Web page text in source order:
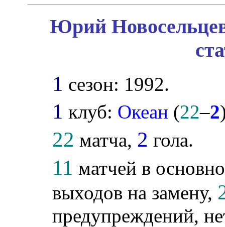
Юрий
1 сезон: 1992.
1 клуб: Океан (22–2
22 матча, 2 гола.
11 матчей в
выходов на замену,
предупреждений,